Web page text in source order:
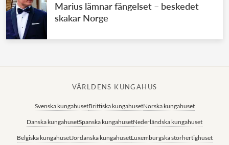
Marius lämnar fängelset – beskedet
skakar Norge
VÄRLDENS KUNGAHUS
Svenska kungahusetBrittiska kungahusetNorska kungahuset
Danska kungahusetSpanska kungahusetNederländska kungahuset
Belgiska kungahusetJordanska kungahusetLuxemburgska storhertighuset